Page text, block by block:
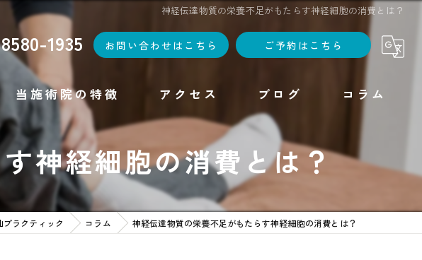
神経伝達物質の栄養不足がもたらす神経細胞の消費とは？
1935 お問い合わせはこちら ご予約はこちら
当施術院の特徴
腰痛
肩こり
不眠
アクセス ブログ コラム
神経細胞の消費とは？
ラクティック コラム 神経伝達物質の栄養不足がもたらす神経細胞の消費とは？